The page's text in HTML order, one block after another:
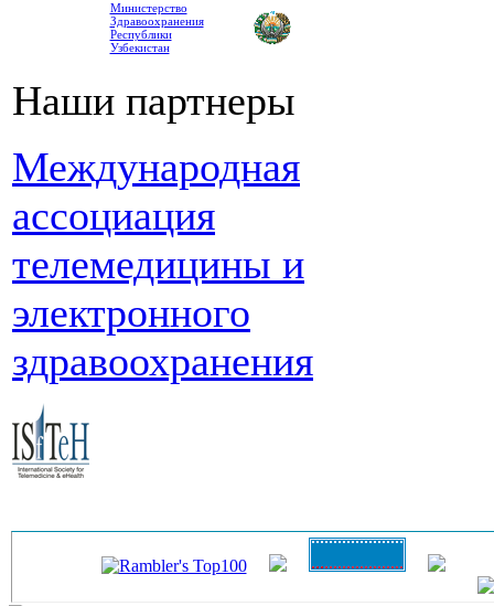
Министерство
Здравоохранения
Республики
Узбекистан
Наши партнеры
Международная
ассоциация
телемедицины и
электронного
здравоохранения